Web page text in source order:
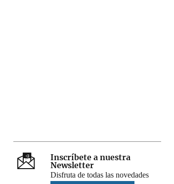
Inscríbete a nuestra
Newsletter
Disfruta de todas las novedades